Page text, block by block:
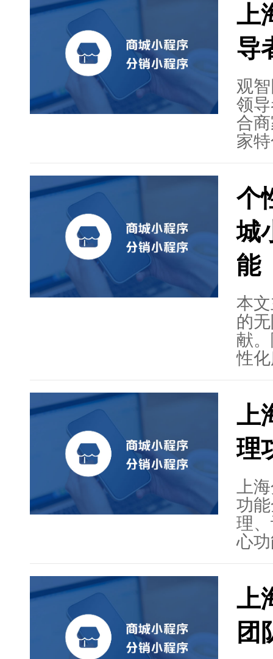
上
导
观
领
合
家
化
新
个
城
能
本
的
献
性
方
析
的
海
务
来
展
上
理
上
功
理
心
广
术
定
上
团